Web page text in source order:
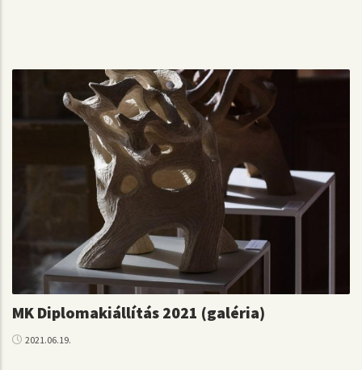
MK Diplomakiállítás 2021 (galéria)
2021.06.19.